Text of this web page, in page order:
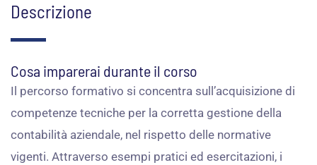
Descrizione
Cosa imparerai durante il corso
Il percorso formativo si concentra sull’acquisizione di
competenze tecniche per la corretta gestione della
contabilità aziendale, nel rispetto delle normative
vigenti. Attraverso esempi pratici ed esercitazioni, i